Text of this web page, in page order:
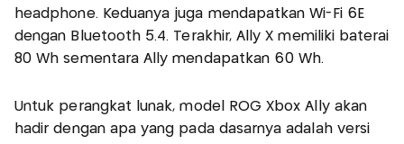
headphone. Keduanya juga mendapatkan Wi-Fi 6E
dengan Bluetooth 5.4. Terakhir, Ally X memiliki baterai
80 Wh sementara Ally mendapatkan 60 Wh.
Untuk perangkat lunak, model ROG Xbox Ally akan
hadir dengan apa yang pada dasarnya adalah versi